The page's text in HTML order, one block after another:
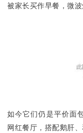
被家长买作早餐，微波
如今它们仍是平价面
网红餐厅，搭配鹅肝、